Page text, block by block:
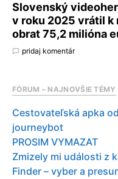
Slovenský
v roku 2025 vrátil k
obrat 75,2 milióna
pridaj komentár
FÓRUM – NAJNOVŠIE TÉMY
Cestovateľská apka
journeybot
PROSIM VYMAZAT
Zmizely mi události z
Finder – vyber a